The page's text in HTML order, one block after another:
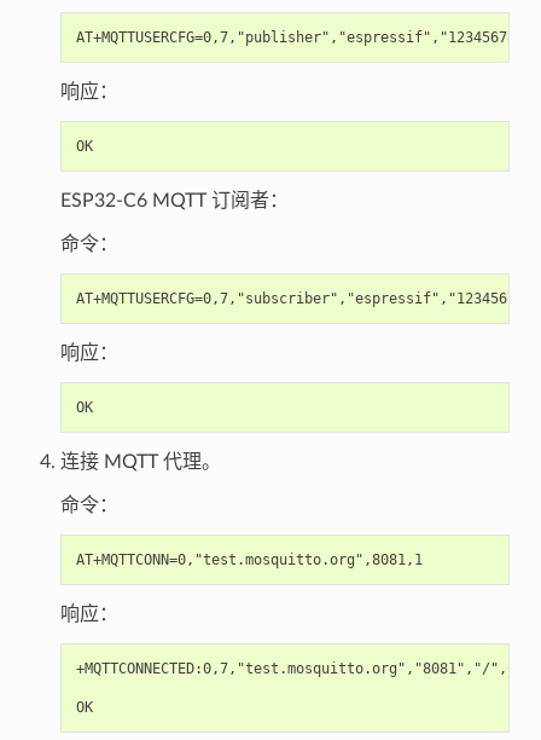
响应：
OK
ESP32-C6 MQTT 订阅者：
命令：
响应：
OK
连接 MQTT 代理。
命令：
AT+MQTTCONN=0,"test.mosquitto.org",8081,1
响应：
+MQTTCONNECTED:0,7,"test.mosquitto.org","8081","/",1
OK